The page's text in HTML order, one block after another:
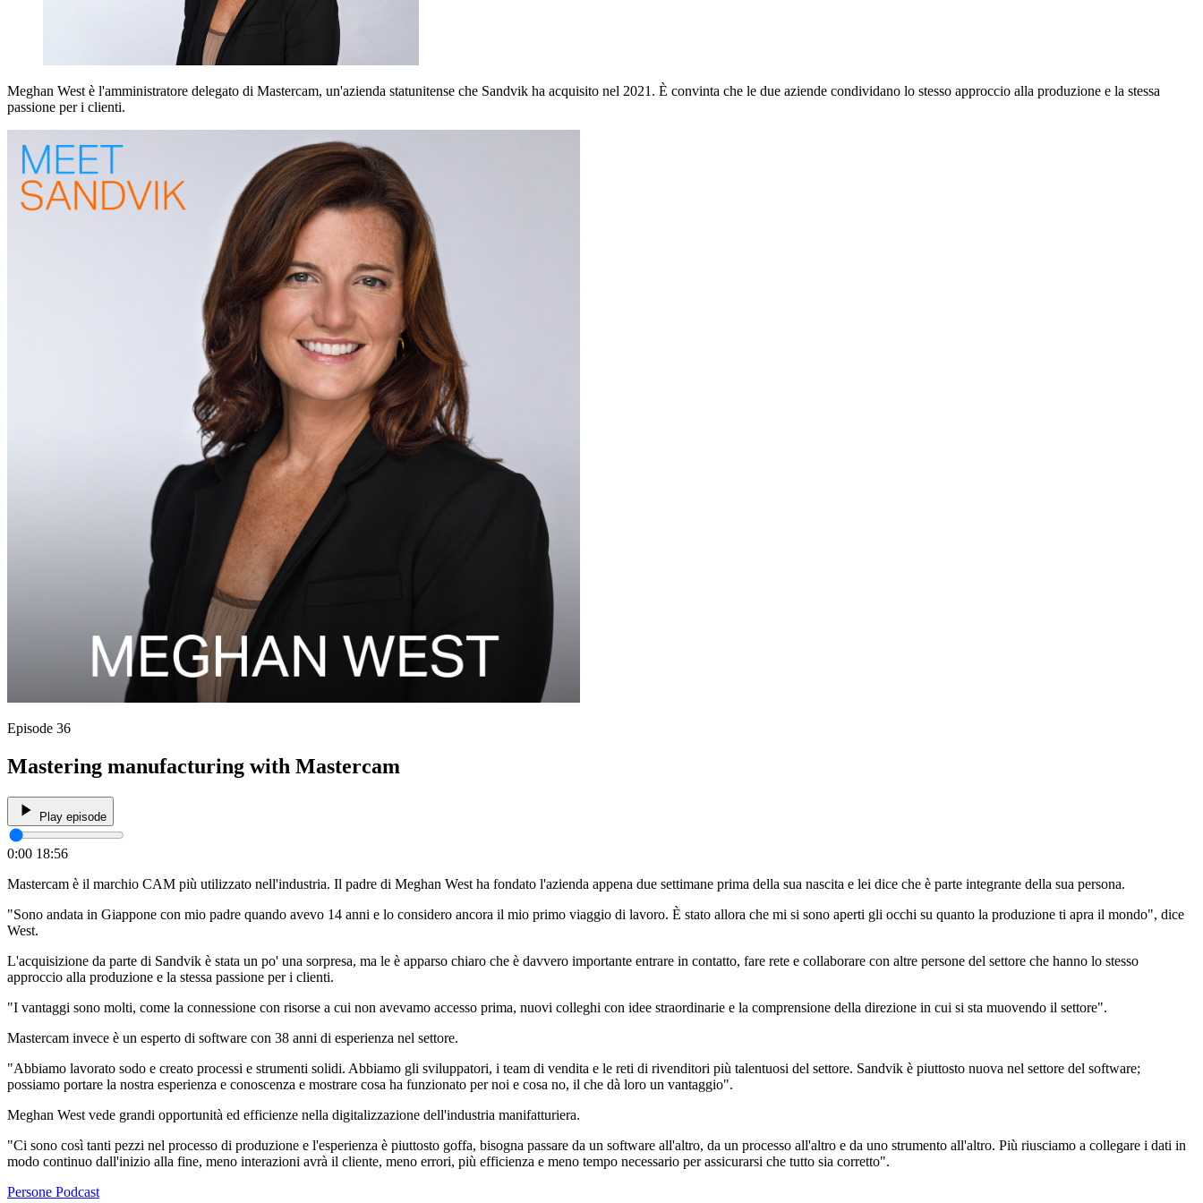
Meghan West è l'amministratore delegato di Mastercam, un'azienda statunitense che Sandvik ha acquisito nel 2021. È convinta che le due aziende condividano lo stesso approccio alla produzione e la stessa
passione per i clienti.
Episode 36
Mastering manufacturing with Mastercam
Play episode
0:00 18:56
Mastercam è il marchio CAM più utilizzato nell'industria. Il padre di Meghan West ha fondato l'azienda appena due settimane prima della sua nascita e lei dice che è parte integrante della sua persona.
"Sono andata in Giappone con mio padre quando avevo 14 anni e lo considero ancora il mio primo viaggio di lavoro. È stato allora che mi si sono aperti gli occhi su quanto la produzione ti apra il mondo", dice
West.
L'acquisizione da parte di Sandvik è stata un po' una sorpresa, ma le è apparso chiaro che è davvero importante entrare in contatto, fare rete e collaborare con altre persone del settore che hanno lo stesso
approccio alla produzione e la stessa passione per i clienti.
"I vantaggi sono molti, come la connessione con risorse a cui non avevamo accesso prima, nuovi colleghi con idee straordinarie e la comprensione della direzione in cui si sta muovendo il settore".
Mastercam invece è un esperto di software con 38 anni di esperienza nel settore.
"Abbiamo lavorato sodo e creato processi e strumenti solidi. Abbiamo gli sviluppatori, i team di vendita e le reti di rivenditori più talentuosi del settore. Sandvik è piuttosto nuova nel settore del software;
possiamo portare la nostra esperienza e conoscenza e mostrare cosa ha funzionato per noi e cosa no, il che dà loro un vantaggio".
Meghan West vede grandi opportunità ed efficienze nella digitalizzazione dell'industria manifatturiera.
"Ci sono così tanti pezzi nel processo di produzione e l'esperienza è piuttosto goffa, bisogna passare da un software all'altro, da un processo all'altro e da uno strumento all'altro. Più riusciamo a collegare i dati in
modo continuo dall'inizio alla fine, meno interazioni avrà il cliente, meno errori, più efficienza e meno tempo necessario per assicurarsi che tutto sia corretto".
Persone Podcast